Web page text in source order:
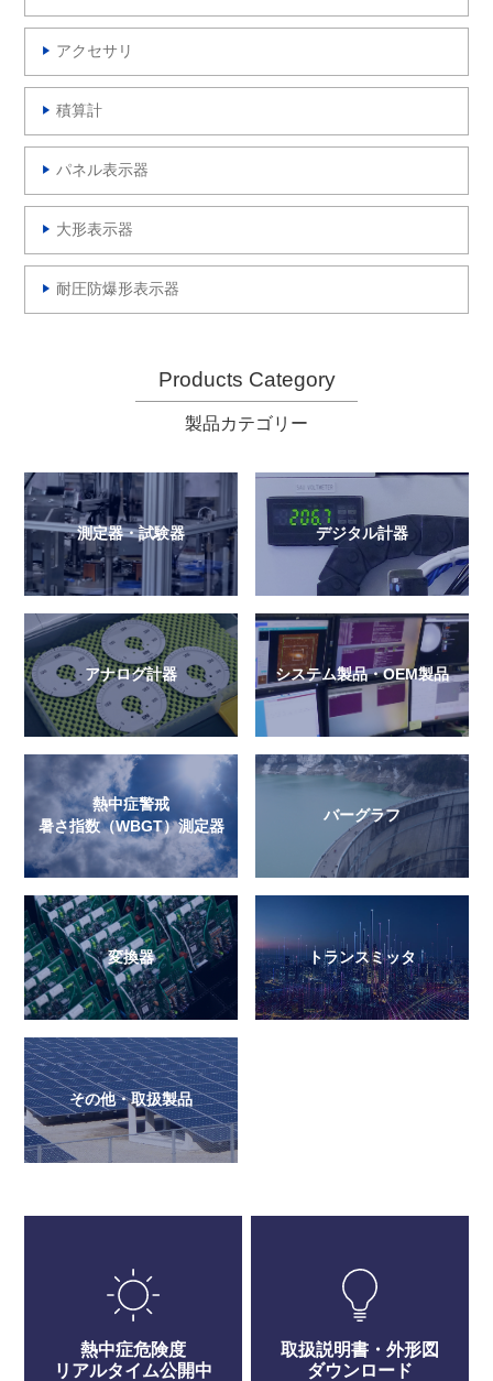
アクセサリ
積算計
パネル表示器
大形表示器
耐圧防爆形表示器
Products Category
製品カテゴリー
測定器・試験器 デジタル計器
アナログ計器 システム製品・OEM製品
熱中症警戒
暑さ指数（WBGT）測定器
バーグラフ
変換器 トランスミッタ
その他・取扱製品
熱中症危険度
リアルタイム公開中
取扱説明書・外形図
ダウンロード